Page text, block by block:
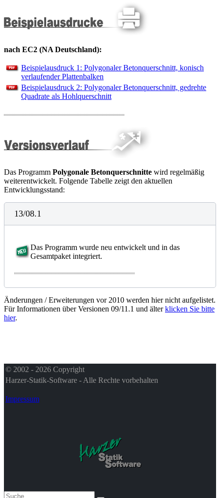
nach EC2 (NA Deutschland):
Beispielausdruck 1: Polygonaler Betonquerschnitt, konisch
verlaufender Plattenbalken
Beispielausdruck 2: Polygonaler Betonquerschnitt, gedrehte
Quadrate als Hohlquerschnitt
Das Programm Polygonale Betonquerschnitte wird regelmäßig
weiterentwickelt. Folgende Tabelle zeigt den aktuellen
Entwicklungsstand:
13/08.1
Das Programm wurde neu entwickelt und in das
Gesamtpaket integriert.
Änderungen / Erweiterungen vor 2010 werden hier nicht aufgelistet.
Für Informationen über Versionen 09/11.1 und älterklicken Sie bitte
hier.
© 2002 - 2026 Copyright
Harzer-Statik-Software - Alle Rechte vorbehalten
Impressum